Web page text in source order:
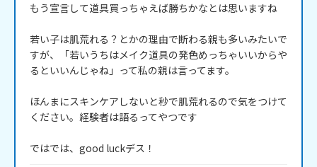
もう宣言して道具買っちゃえば勝ちかなとは思いますね
若い子は肌荒れる？とかの理由で断わる親も多いみたいで
すが、「若いうちはメイク道具の発色めっちゃいいからや
るといいんじゃね」って私の親は言ってます。
ほんまにスキンケアしないと秒で肌荒れるので気をつけて
ください。経験者は語るってやつです
ではでは、good luckデス！